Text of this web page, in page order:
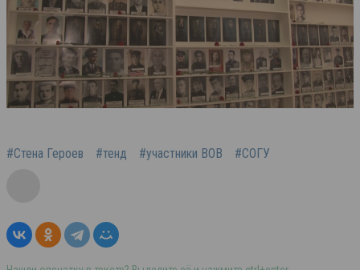
#Стена Героев #тенд #участники ВОВ #СОГУ